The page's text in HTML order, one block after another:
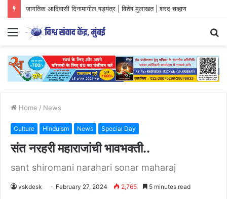
युवा आंदोलनों की दिशा और वैचारिक परिप्रेक्ष्य
Menu
Home / News
Culture Hinduism News Special Day
संत नरहरी महाराजांची भावभक्ती..
sant shiromani narahari sonar maharaj
vskdesk February 27, 2024 2,765 5 minutes read